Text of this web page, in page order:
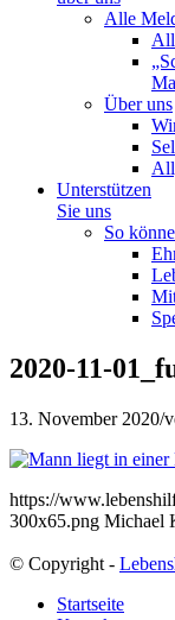
Alle
Über uns
Unterstützen
Sie uns
So
2020-11-
13. November 2020/
https://
300x65.png Michael
© Copyright -
Startseite